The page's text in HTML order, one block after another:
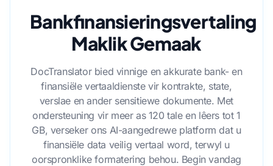
Bankfinansieringsvertaling
Maklik Gemaak
DocTranslator bied vinnige en akkurate bank- en
finansiële vertaaldienste vir kontrakte, state,
verslae en ander sensitiewe dokumente. Met
ondersteuning vir meer as 120 tale en lêers tot 1
GB, verseker ons AI-aangedrewe platform dat u
finansiële data veilig vertaal word, terwyl u
oorspronklike formatering behou. Begin vandag